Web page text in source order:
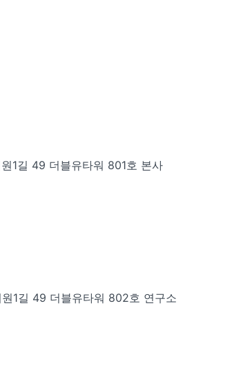
1길 49 더블유타워 801호 본사
1길 49 더블유타워 802호 연구소